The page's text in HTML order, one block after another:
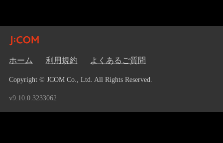
ホーム 利用規約 よくあるご質問
Copyright © JCOM Co., Ltd. All Rights Reserved.
v9.10.0.3233062